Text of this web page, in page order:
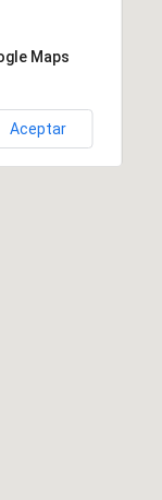
Maps
Aceptar
Maps
Aceptar